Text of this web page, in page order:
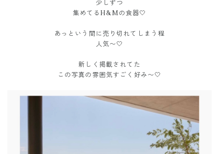
少しずつ
集めてるH&Mの食器🤍
あっという間に売り切れてしまう程
人気〜🤍
新しく掲載されてた
この写真の雰囲気すごく好み〜🤍